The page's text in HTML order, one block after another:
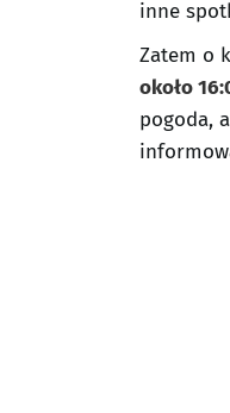
inne
Zatem o
około
pogoda,